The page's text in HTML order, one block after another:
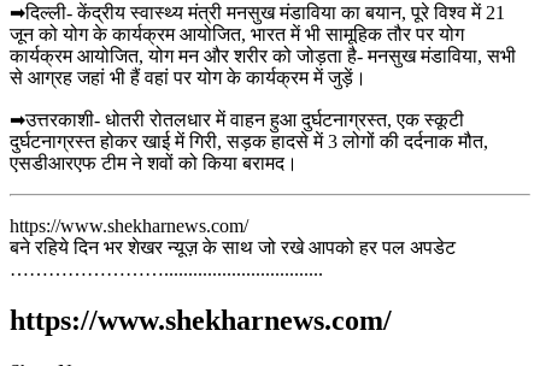
➡दिल्ली- केंद्रीय स्वास्थ्य मंत्री मनसुख मंडाविया का बयान, पूरे विश्व में 21
जून को योग के कार्यक्रम आयोजित, भारत में भी सामूहिक तौर पर योग
कार्यक्रम आयोजित, योग मन और शरीर को जोड़ता है- मनसुख मंडाविया, सभी
से आग्रह जहां भी हैं वहां पर योग के कार्यक्रम में जुड़ें।
➡उत्तरकाशी- धोतरी रोतलधार में वाहन हुआ दुर्घटनाग्रस्त, एक स्कूटी
दुर्घटनाग्रस्त होकर खाई में गिरी, सड़क हादसे में 3 लोगों की दर्दनाक मौत,
एसडीआरएफ टीम ने शवों को किया बरामद।
https://www.shekharnews.com/
बने रहिये दिन भर शेखर न्यूज़ के साथ जो रखे आपको हर पल अपडेट
…………………….................................
https://www.shekharnews.com/